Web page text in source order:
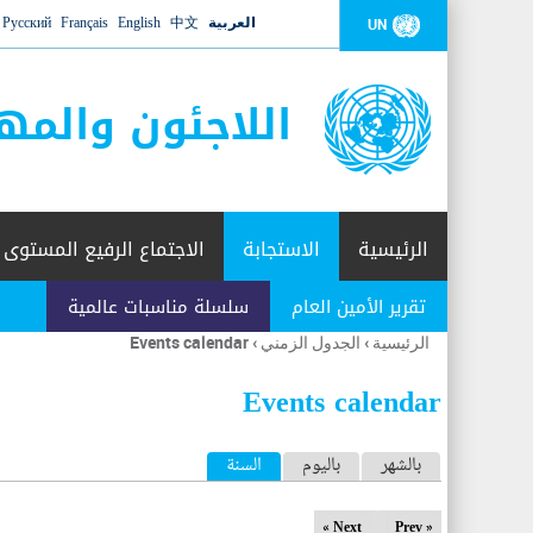
UN العربية 中文
English
Français
Русский
اللاجئون
الرئيسية الاستجابة
تقرير الأمين العام سلسلة مناسبات عالمية
الاجتماع الرفيع المستوى
أنت
هنا
الرئيسية › الجدول الزمني ›
Events calendar
Events calendar
ا
ل
بالشهر باليوم السنة (علامة التبويب النشطة)